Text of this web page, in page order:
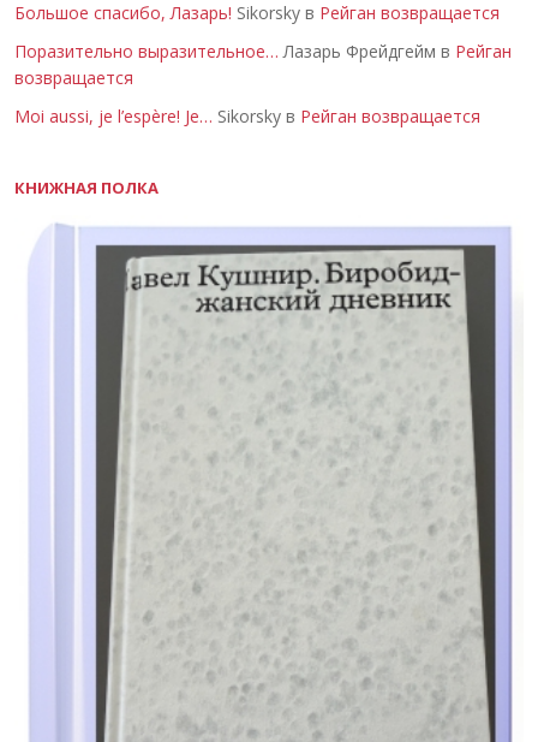
Большое спасибо, Лазарь! Sikorsky в Рейган возвращается
Поразительно выразительное… Лазарь Фрейдгейм в Рейган
возвращается
Moi aussi, je l’espère! Je… Sikorsky в Рейган возвращается
КНИЖНАЯ ПОЛКА